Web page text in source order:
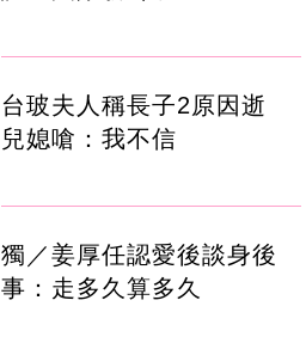
台玻夫人稱長子2原因逝
兒媳嗆：我不信
獨／姜厚任認愛後談身後
事：走多久算多久